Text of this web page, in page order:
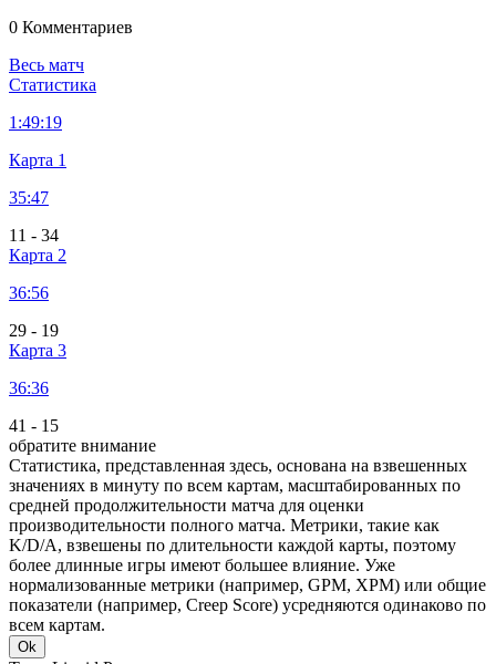
0 Комментариев
Весь матч
Статистика
1:49:19
Карта 1
35:47
11 - 34
Карта 2
36:56
29 - 19
Карта 3
36:36
41 - 15
обратите внимание
Статистика, представленная здесь, основана на взвешенных
значениях в минуту по всем картам, масштабированных по
средней продолжительности матча для оценки
производительности полного матча. Метрики, такие как
K/D/A, взвешены по длительности каждой карты, поэтому
более длинные игры имеют большее влияние. Уже
нормализованные метрики (например, GPM, XPM) или общие
показатели (например, Creep Score) усредняются одинаково по
всем картам.
Ok